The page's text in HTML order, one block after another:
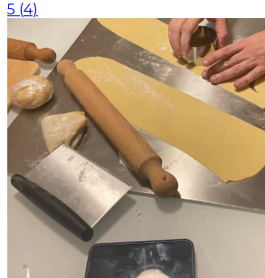
5 (4)